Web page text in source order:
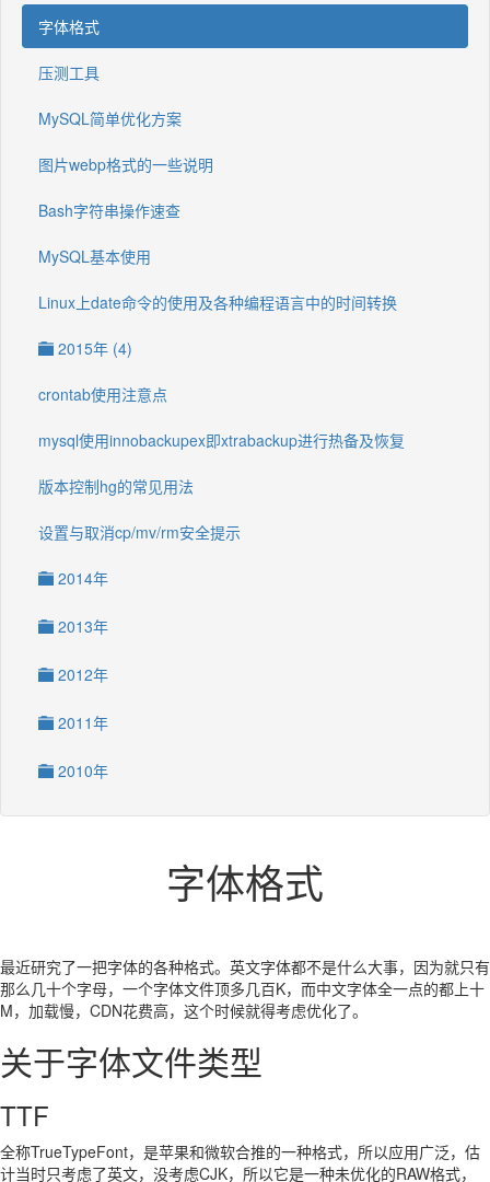
字体格式
压测工具
MySQL简单优化方案
图片webp格式的一些说明
Bash字符串操作速查
MySQL基本使用
Linux上date命令的使用及各种编程语言中的时间转换
2015年 (4)
crontab使用注意点
mysql使用innobackupex即xtrabackup进行热备及恢复
版本控制hg的常见用法
设置与取消cp/mv/rm安全提示
2014年
2013年
2012年
2011年
2010年
字体格式
最近研究了一把字体的各种格式。英文字体都不是什么大事，因为就只有
那么几十个字母，一个字体文件顶多几百K，而中文字体全一点的都上十
M，加载慢，CDN花费高，这个时候就得考虑优化了。
关于字体文件类型
TTF
全称TrueTypeFont，是苹果和微软合推的一种格式，所以应用广泛，估
计当时只考虑了英文，没考虑CJK，所以它是一种未优化的RAW格式，